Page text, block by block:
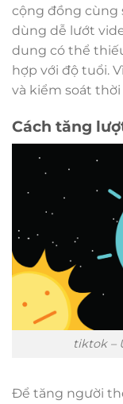
cộng đồng cùng
dùng dễ lướt
dung có thể
hợp với độ tuổi.
và kiểm soát
Cách tăng
tiktok –
Để tăng người